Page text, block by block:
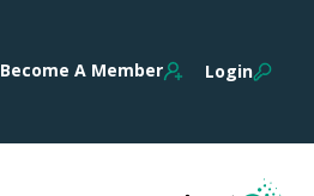
Login
Become A Member